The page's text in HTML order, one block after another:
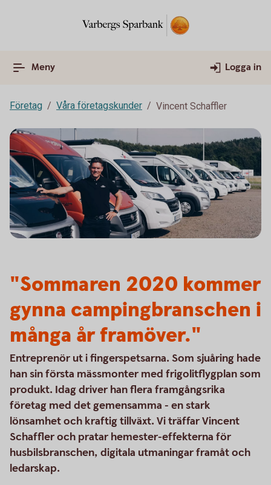
Meny Logga in
Företag Våra företagskunder Vincent Schaffler
"Sommaren 2020 kommer
gynna campingbranschen i
många år framöver."
Entreprenör ut i fingerspetsarna. Som sjuåring hade
han sin första mässmonter med frigolitflygplan som
produkt. Idag driver han flera framgångsrika
företag med det gemensamma - en stark
lönsamhet och kraftig tillväxt. Vi träffar Vincent
Schaffler och pratar hemester-effekterna för
husbilsbranschen, digitala utmaningar framåt och
ledarskap.